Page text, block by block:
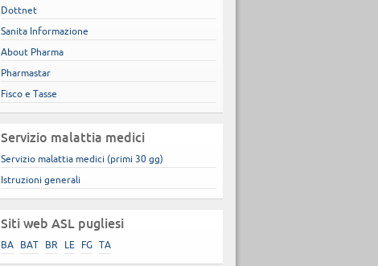
Dottnet
Sanita Informazione
About Pharma
Pharmastar
Fisco e Tasse
Servizio malattia medici
Servizio malattia medici (primi 30 gg)
Istruzioni generali
Siti web ASL pugliesi
BA BAT BR LE FG TA